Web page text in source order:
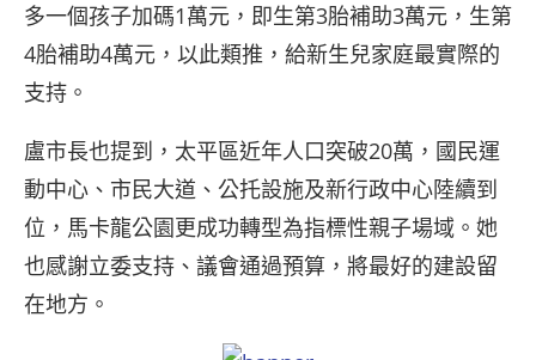
多一個孩子加碼1萬元，即生第3胎補助3萬元，生第
4胎補助4萬元，以此類推，給新生兒家庭最實際的
支持。
盧市長也提到，太平區近年人口突破20萬，國民運
動中心、市民大道、公托設施及新行政中心陸續到
位，馬卡龍公園更成功轉型為指標性親子場域。她
也感謝立委支持、議會通過預算，將最好的建設留
在地方。